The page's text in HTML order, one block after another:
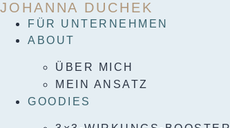
Skip
content
JOHANNA DUCHEK
FÜR UNTERNEHMEN
ABOUT
ÜBER MICH
MEIN ANSATZ
GOODIES